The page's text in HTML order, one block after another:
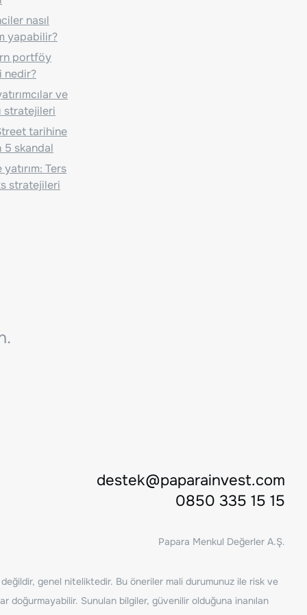
nasıl
yapabilir?
portföy
nedir?
ve
stratejileri
tarihine
5 skandal
Ters
stratejileri
destek@paparainvest.com
0850 335 15 15
Papara Menkul Değerler A.Ş.
değildir, genel niteliktedir. Bu öneriler mali durumunuz ile risk ve
doğurmayabilir. Sunulan bilgiler, güvenilir olduğuna inanılan